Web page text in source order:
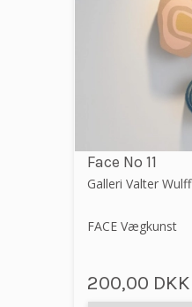
Face No 11
Galleri Valter Wulff
FACE Vægkunst
200,00 DKK